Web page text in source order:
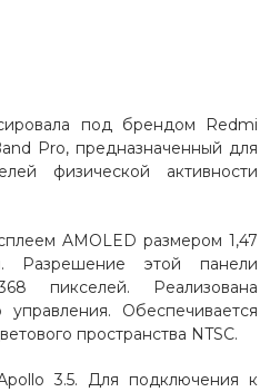
только
банка
под брендом Redmi
Pro, предназначенный для
физической активности
AMOLED размером 1,47
Разрешение этой панели
пикселей. Реализована
Обеспечивается
пространства NTSC.
3.5. Для подключения к